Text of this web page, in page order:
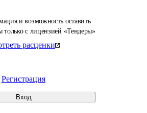
и возможность оставить
только с лицензией «Тендеры»
расценки
Регистрация
Вход